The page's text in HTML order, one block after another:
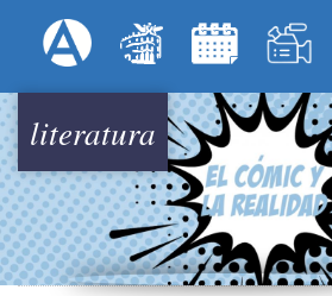
al
principal
Menú Superior
literatura